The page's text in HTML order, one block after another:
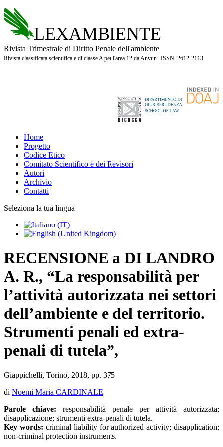
LEXAMBIENTE
Rivista Trimestrale di Diritto Penale dell'ambiente
Rivista classificata scientifica e di classe A per l'area 12 da Anvur - ISSN 2612-2113
Home
Progetto
Codice Etico
Comitato Scientifico e dei Revisori
Autori
Archivio
Contatti
Seleziona la tua lingua
RECENSIONE a DI LANDRO
A. R., “La responsabilità per
l’attività autorizzata nei settori
dell’ambiente e del territorio.
Strumenti penali ed extra-
penali di tutela”,
Giappichelli, Torino, 2018, pp. 375
di Noemi Maria CARDINALE
Parole chiave: responsabilità penale per attività autorizzata;
disapplicazione; strumenti extra-penali di tutela.
Key words: criminal liability for authorized activity; disapplication;
non-criminal protection instruments.